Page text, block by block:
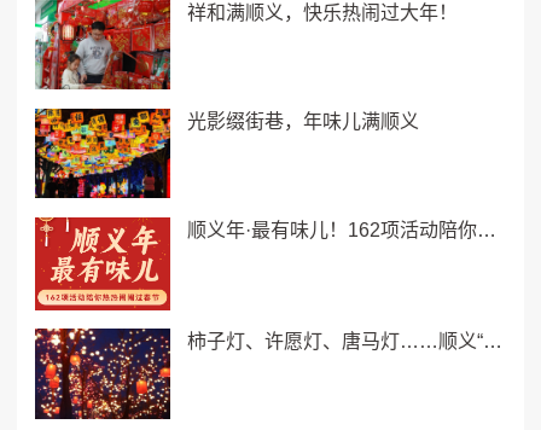
祥和满顺义，快乐热闹过大年！
光影缀街巷，年味儿满顺义
顺义年·最有味儿！162项活动陪你热热闹闹过春节
柿子灯、许愿灯、唐马灯……顺义“亮”出年味儿！